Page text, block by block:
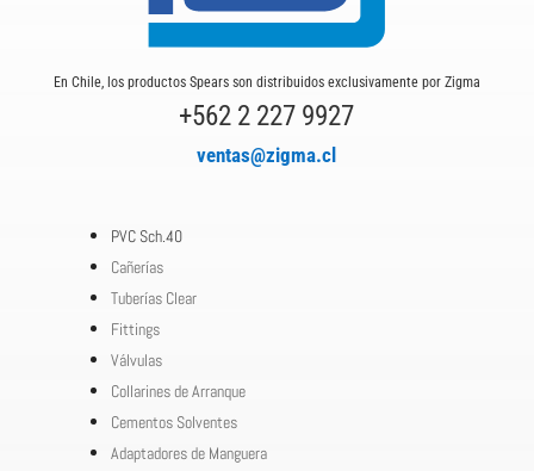
En Chile, los productos Spears son distribuidos exclusivamente por Zigma
+562 2 227 9927
ventas@zigma.cl
PVC Sch.40
Cañerías
Tuberías Clear
Fittings
Válvulas
Collarines de Arranque
Cementos Solventes
Adaptadores de Manguera